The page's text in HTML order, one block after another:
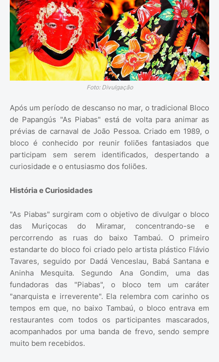
Foto: Divulgação
Após um período de descanso no mar, o tradicional Bloco
de Papangús "As Piabas" está de volta para animar as
prévias de carnaval de João Pessoa. Criado em 1989, o
bloco é conhecido por reunir foliões fantasiados que
participam sem serem identificados, despertando a
curiosidade e o entusiasmo dos foliões.
História e Curiosidades
"As Piabas" surgiram com o objetivo de divulgar o bloco
das Muriçocas do Miramar, concentrando-se e
percorrendo as ruas do baixo Tambaú. O primeiro
estandarte do bloco foi criado pelo artista plástico Flávio
Tavares, seguido por Dadá Venceslau, Babá Santana e
Aninha Mesquita. Segundo Ana Gondim, uma das
fundadoras das "Piabas", o bloco tem um caráter
"anarquista e irreverente". Ela relembra com carinho os
tempos em que, no baixo Tambaú, o bloco entrava em
restaurantes com todos os participantes mascarados,
acompanhados por uma banda de frevo, sendo sempre
muito bem recebidos.